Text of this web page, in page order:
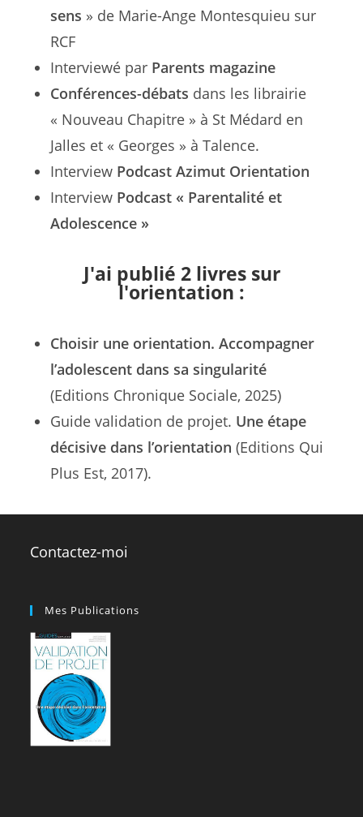
sens » de Marie-Ange Montesquieu sur
RCF
Interviewé par Parents magazine
Conférences-débats dans les librairie
« Nouveau Chapitre » à St Médard en
Jalles et « Georges » à Talence.
Interview Podcast Azimut Orientation
Interview Podcast « Parentalité et
Adolescence »
J'ai publié 2 livres sur
l'orientation :
Choisir une orientation. Accompagner
l’adolescent dans sa singularité
(Editions Chronique Sociale, 2025)
Guide validation de projet. Une étape
décisive dans l’orientation (Editions Qui
Plus Est, 2017).
Contactez-moi
Mes Publications